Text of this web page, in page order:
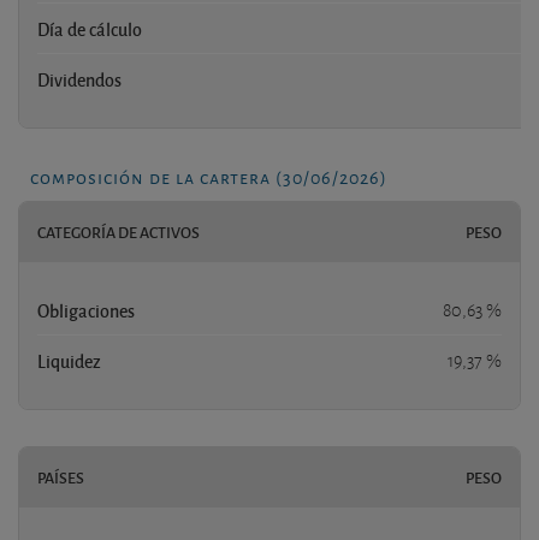
Día de cálculo
Dividendos
composición de la cartera (30/06/2026)
CATEGORÍA DE ACTIVOS PESO
Obligaciones 80,63 %
Liquidez 19,37 %
PAÍSES PESO